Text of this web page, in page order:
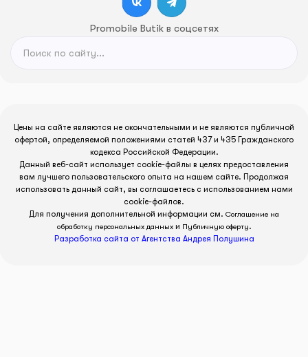
Promobile Butik в соцсетях
Цены на сайте являются не окончательными и не являются публичной
офертой, определяемой положениями статей 437 и 435 Гражданского
кодекса Российской Федерации.
Данный веб-сайт использует cookie-файлы в целях предоставления
вам лучшего пользовательского опыта на нашем сайте. Продолжая
использовать данный сайт, вы соглашаетесь с использованием нами
cookie-файлов.
Для получения дополнительной информации см. Соглашение на
обработку персональных данныхи Публичную оферту.
Разработка сайта от Агентства Андрея Полушина